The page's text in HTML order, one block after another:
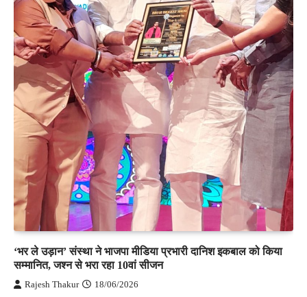
‘भर ले उड़ान’ संस्था ने भाजपा मीडिया प्रभारी दानिश इकबाल को किया
सम्मानित, जश्न से भरा रहा 10वां सीजन
Rajesh Thakur 18/06/2026